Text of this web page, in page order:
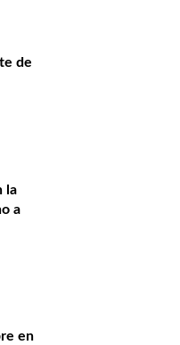
de
la
a
en